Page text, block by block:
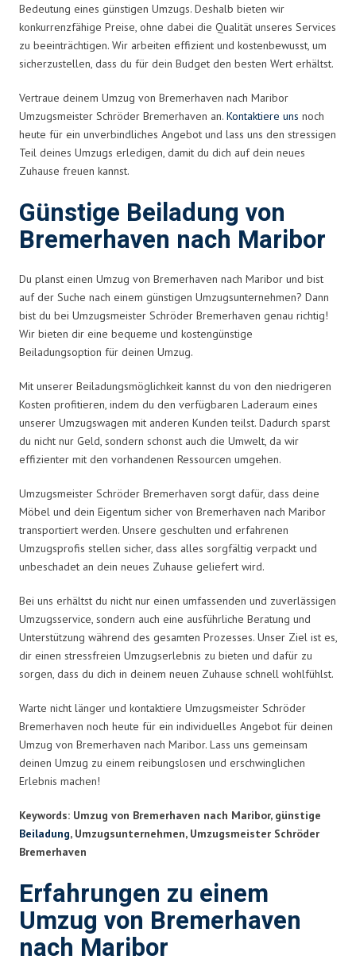
Bedeutung eines günstigen Umzugs. Deshalb bieten wir
konkurrenzfähige Preise, ohne dabei die Qualität unseres Services
zu beeinträchtigen. Wir arbeiten effizient und kostenbewusst, um
sicherzustellen, dass du für dein Budget den besten Wert erhältst.
Vertraue deinem Umzug von Bremerhaven nach Maribor
Umzugsmeister Schröder Bremerhaven an. Kontaktiere uns noch
heute für ein unverbindliches Angebot und lass uns den stressigen
Teil deines Umzugs erledigen, damit du dich auf dein neues
Zuhause freuen kannst.
Günstige Beiladung von
Bremerhaven nach Maribor
Du planst einen Umzug von Bremerhaven nach Maribor und bist
auf der Suche nach einem günstigen Umzugsunternehmen? Dann
bist du bei Umzugsmeister Schröder Bremerhaven genau richtig!
Wir bieten dir eine bequeme und kostengünstige
Beiladungsoption für deinen Umzug.
Mit unserer Beiladungsmöglichkeit kannst du von den niedrigeren
Kosten profitieren, indem du den verfügbaren Laderaum eines
unserer Umzugswagen mit anderen Kunden teilst. Dadurch sparst
du nicht nur Geld, sondern schonst auch die Umwelt, da wir
effizienter mit den vorhandenen Ressourcen umgehen.
Umzugsmeister Schröder Bremerhaven sorgt dafür, dass deine
Möbel und dein Eigentum sicher von Bremerhaven nach Maribor
transportiert werden. Unsere geschulten und erfahrenen
Umzugsprofis stellen sicher, dass alles sorgfältig verpackt und
unbeschadet an dein neues Zuhause geliefert wird.
Bei uns erhältst du nicht nur einen umfassenden und zuverlässigen
Umzugsservice, sondern auch eine ausführliche Beratung und
Unterstützung während des gesamten Prozesses. Unser Ziel ist es,
dir einen stressfreien Umzugserlebnis zu bieten und dafür zu
sorgen, dass du dich in deinem neuen Zuhause schnell wohlfühlst.
Warte nicht länger und kontaktiere Umzugsmeister Schröder
Bremerhaven noch heute für ein individuelles Angebot für deinen
Umzug von Bremerhaven nach Maribor. Lass uns gemeinsam
deinen Umzug zu einem reibungslosen und erschwinglichen
Erlebnis machen!
Keywords: Umzug von Bremerhaven nach Maribor, günstige
Beiladung, Umzugsunternehmen, Umzugsmeister Schröder
Bremerhaven
Erfahrungen zu einem
Umzug von Bremerhaven
nach Maribor